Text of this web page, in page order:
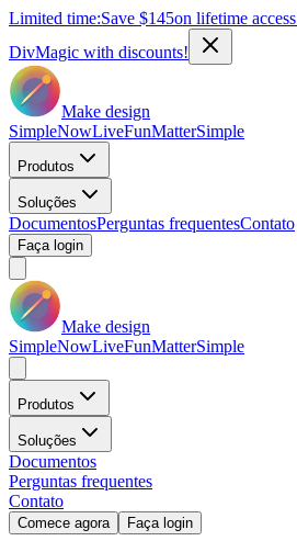
Limited time:Save $145on lifetime access
DivMagic with discounts!
Make design
SimpleNowLiveFunMatterSimple
Produtos
Soluções
DocumentosPerguntas frequentesContato
Faça login
Make design
SimpleNowLiveFunMatterSimple
Produtos
Soluções
Documentos
Perguntas frequentes
Contato
Comece agora Faça login